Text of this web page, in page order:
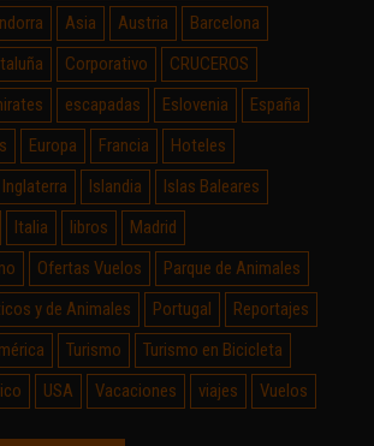
Asia Austria
Barcelona
Corporativo
CRUCEROS
escapadas Eslovenia
España
Europa Francia
Hoteles
Inglaterra Islandia
Islas Baleares
Italia libros
Madrid
Ofertas Vuelos
Parque de Animales
y de Animales
Portugal
Reportajes
Turismo
Turismo en Bicicleta
USA Vacaciones viajes Vuelos